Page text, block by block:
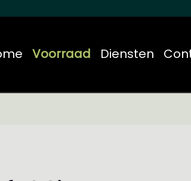
Voorraad Diensten